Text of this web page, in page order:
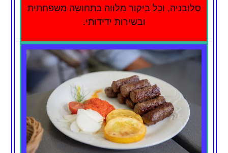
סלובניה, וכל ביקור מלווה בתחושה משפחתית
ובשירות ידידותי.